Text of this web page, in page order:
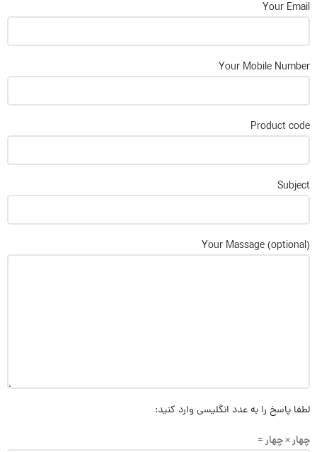
Your Email
Your Mobile Number
Product code
Subject
Your Massage (optional)
لطفا پاسخ را به عدد انگلیسی وارد کنید:
چهار × چهار =